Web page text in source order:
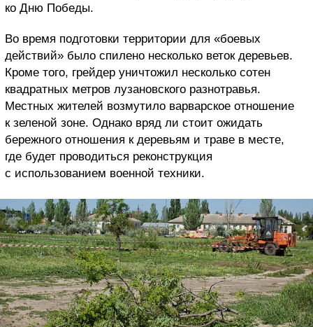
ко Дню Победы.
Во время подготовки территории для «боевых
действий» было спилено несколько веток деревьев.
Кроме того, грейдер уничтожил несколько сотен
квадратных метров лузановского разнотравья.
Местных жителей возмутило варварское отношение
к зеленой зоне. Однако вряд ли стоит ожидать
бережного отношения к деревьям и траве в месте,
где будет проводиться реконструкция
с использованием военной техники.